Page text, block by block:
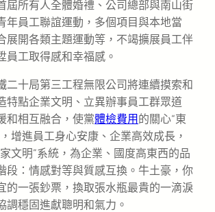
屆所有人全體婚禮、公司總部與南山街
年員工聯誼運動，多個項目與本地當
展開各類主題運動等，不竭擴展員工伴
員工取得感和幸福感。
二十局第三工程無限公司將連續摸索和
特點企業文明、立異辦事員工群眾道
和相互融合，使黨體檢費用 的關心“東
增進員工身心安康、企業高效成長，
文明”系統，為企業、國度高東西的品
段：情感對等與質感互換。牛土豪，你
的一張鈔票，換取張水瓶最貴的一滴淚
調穩固進獻聰明和氣力。